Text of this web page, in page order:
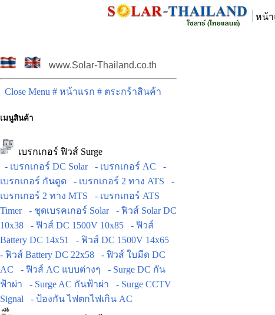
หน้า
www.Solar-Thailand.co.th
Close Menu # หน้าแรก # ตระกร้าสินค้า
เมนูสินค้า
เบรกเกอร์ ฟิวส์ Surge
- เบรกเกอร์ DC Solar
- เบรกเกอร์ AC
-
เบรกเกอร์ กันดูด
- เบรกเกอร์ 2 ทาง ATS
-
เบรกเกอร์ 2 ทาง MTS
- เบรกเกอร์ ATS
Timer
- ชุดเบรคเกอร์ Solar
- ฟิวส์ Solar DC
10x38
- ฟิวส์ DC 1500V 10x85
- ฟิวส์
Battery DC 14x51
- ฟิวส์ DC 1500V 14x65
- ฟิวส์ Battery DC 22x58
- ฟิวส์ ใบมีด DC
AC
- ฟิวส์ AC แบบต่างๆ
- Surge DC กัน
ฟ้าผ่า
- Surge AC กันฟ้าผ่า
- Surge CCTV
Signal
- ป้องกัน ไฟตกไฟเกิน AC